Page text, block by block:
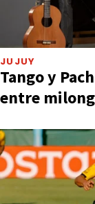
JUJUY
Tango y
entre